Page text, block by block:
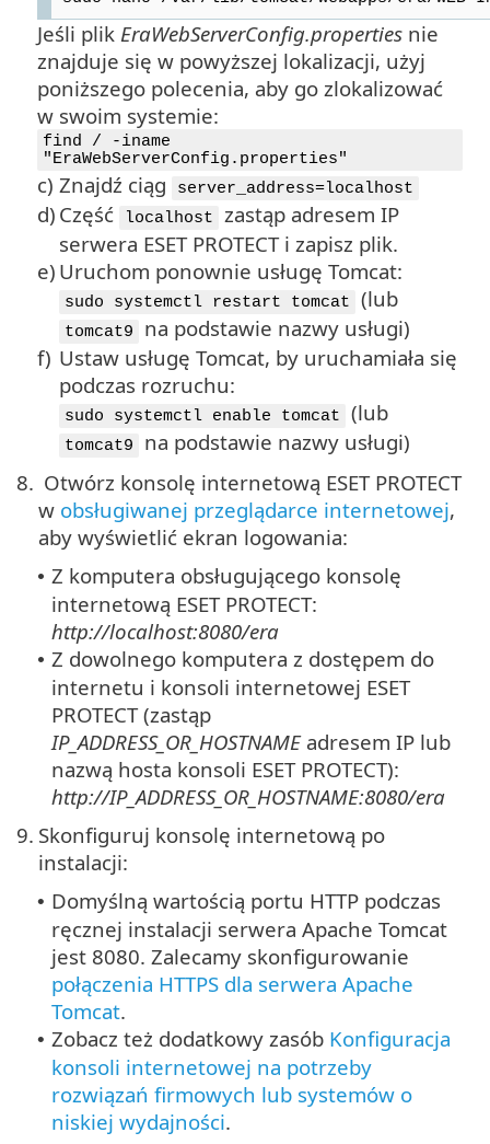
Jeśli plik EraWebServerConfig.properties nie
znajduje się w powyższej lokalizacji, użyj
poniższego polecenia, aby go zlokalizować
w swoim systemie:
find / -iname
"EraWebServerConfig.properties"
c) Znajdź ciąg server_address=localhost
d) Część localhost
zastąp adresem IP
serwera ESET PROTECT i zapisz plik.
e) Uruchom ponownie usługę Tomcat:
sudo systemctl restart tomcat (lub
tomcat9
na podstawie nazwy usługi)
f) Ustaw usługę Tomcat, by uruchamiała się
podczas rozruchu:
sudo systemctl enable tomcat (lub
tomcat9
na podstawie nazwy usługi)
8. Otwórz konsolę internetową ESET PROTECT
w obsługiwanej przeglądarce internetowej,
aby wyświetlić ekran logowania:
• Z komputera obsługującego konsolę
internetową ESET PROTECT:
http://localhost:8080/era
• Z dowolnego komputera z dostępem do
internetu i konsoli internetowej ESET
PROTECT (zastąp
IP_ADDRESS_OR_HOSTNAMEadresem IP lub
nazwą hosta konsoli ESET PROTECT):
http://IP_ADDRESS_OR_HOSTNAME:8080/era
9. Skonfiguruj konsolę internetową po
instalacji:
• Domyślną wartością portu HTTP podczas
ręcznej instalacji serwera Apache Tomcat
jest 8080. Zalecamy skonfigurowanie
połączenia HTTPS dla serwera Apache
Tomcat.
• Zobacz też dodatkowy zasób Konfiguracja
konsoli internetowej na potrzeby
rozwiązań firmowych lub systemów o
niskiej wydajności.